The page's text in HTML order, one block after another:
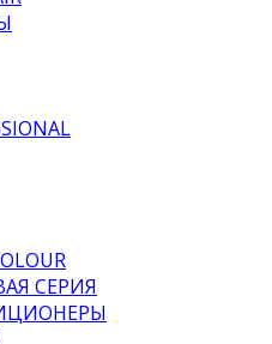
СЕРИЯ